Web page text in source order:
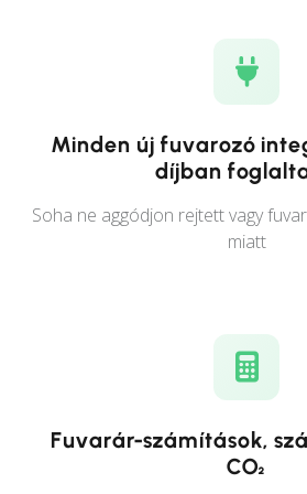
Minden új fuvarozó
díjban
Soha ne aggódjon rejtett vagy
miatt
Fuvarár-számítások,
CO₂